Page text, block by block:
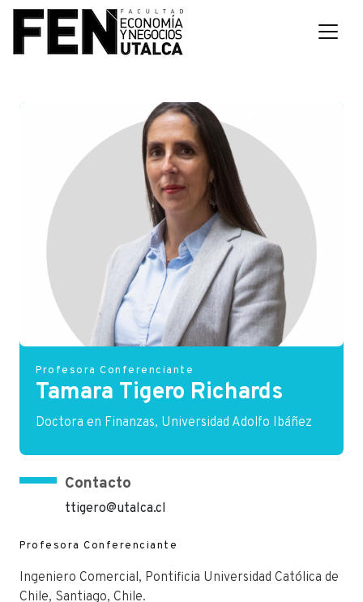
Profesora Conferenciante
Ingeniero Comercial, Pontificia Universidad Católica de
Chile, Santiago, Chile.
Profesora Conferenciante
Tamara Tigero Richards
Doctora en Finanzas, Universidad Adolfo Ibáñez
Contacto
ttigero@utalca.cl